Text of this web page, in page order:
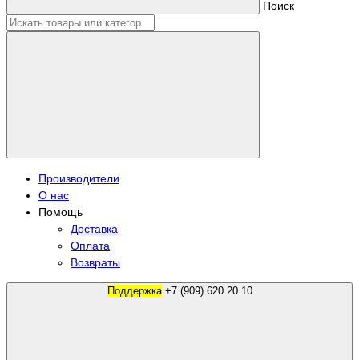
Поиск
Производители
О нас
Помощь
Доставка
Оплата
Возвраты
Поддержка +7 (909) 620 20 10